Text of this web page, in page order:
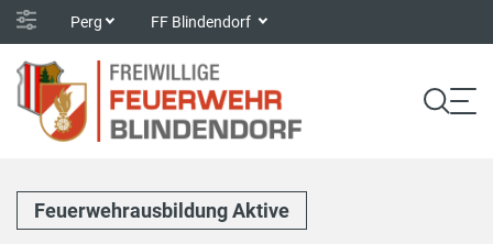
Perg FF Blindendorf
Feuerwehrausbildung Aktive